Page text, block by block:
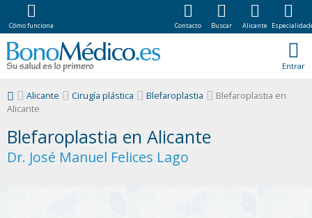
Entrar
Alicante Cirugía plástica Blefaroplastia
Blefaroplastia en
Alicante
Blefaroplastia en Alicante
Dr. José Manuel Felices Lago
Cómo funciona Contacto Buscar Alicante